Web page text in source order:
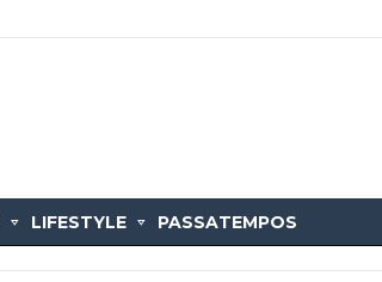
LIFESTYLE PASSATEMPOS